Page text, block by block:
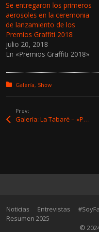
Se entregaron los primeros
aerosoles en la ceremonia
de lanzamiento de los
Premios Graffiti 2018
julio 20, 2018
En «Premios Graffiti 2018»
Posted in:
Galería Show
Prev:
Galería: La Tabaré – «Poesía de Rock & Rabia»
Noticias Entrevistas
Resumen 2025
©